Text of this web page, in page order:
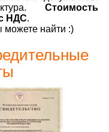
Стоимость
НДС.
найти :)